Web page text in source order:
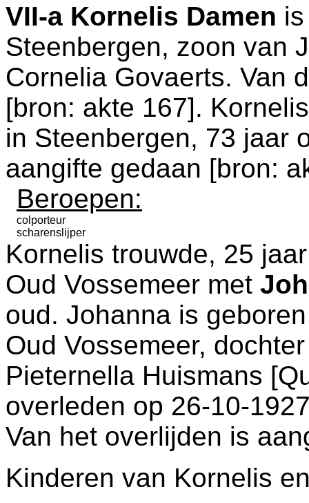
VII-a Kornelis Damen
Steenbergen, zoon van
Cornelia Govaerts. Van
[bron: akte 167].
in Steenbergen, 73 jaar
aangifte gedaan [bron:
Beroepen:
colporteur
scharenslijper
Kornelis trouwde, 25
Oud Vossemeer met
oud. Johanna is
Oud Vossemeer,
Pieternella Huismans
overleden op 26-10-
Van het overlijden is
Kinderen van Kornelis